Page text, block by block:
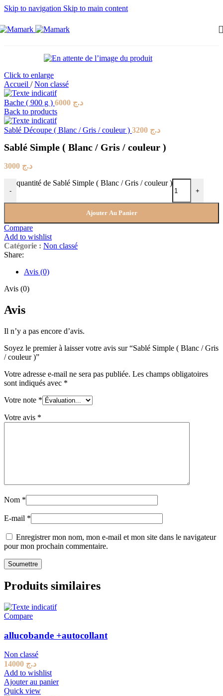
Skip to navigation Skip to main content
Click to enlarge
Accueil / Non classé
Bache ( 900 g ) د.ج
Back to products
Sablé Découpe ( Blanc / Gris / couleur ) د.ج
Sablé Simple ( Blanc / Gris / couleur )
د.ج
-
quantité de Sablé Simple ( Blanc / Gris / couleur )
+
Ajouter Au Panier
Compare
Add to wishlist
Catégorie : Non classé
Share:
Avis (0)
Avis (0)
Avis
Il n’y a pas encore d’avis.
Soyez le premier à laisser votre avis sur “Sablé Simple ( Blanc / Gris
/ couleur )”
Votre adresse e-mail ne sera pas publiée. Les champs obligatoires
sont indiqués avec *
Votre note *
Votre avis *
Nom *
E-mail *
Enregistrer mon nom, mon e-mail et mon site dans le navigateur
pour mon prochain commentaire.
Produits similaires
Compare
allucobande +autocollant
Non classé
د.ج
Add to wishlist
Ajouter au panier
Quick view